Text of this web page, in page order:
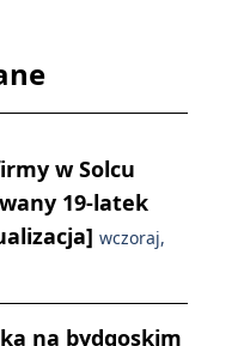
w Solcu
19-latek
wczoraj,
na bydgoskim